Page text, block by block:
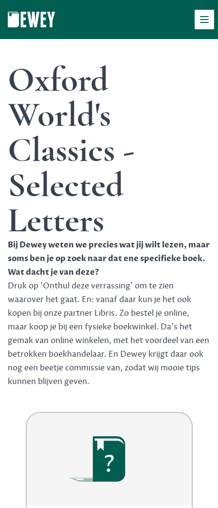
Oxford
World's
Classics -
Selected
Letters
Bij Dewey weten we precies wat jij wilt lezen, maar
soms ben je op zoek naar dat ene specifieke boek.
Wat dacht je van deze?
Druk op 'Onthul deze verrassing' om te zien
waarover het gaat. En: vanaf daar kun je het ook
kopen bij onze partner Libris. Zo bestel je online,
maar koop je bij een fysieke boekwinkel. Da's het
gemak van online winkelen, met het voordeel van een
betrokken boekhandelaar. En Dewey krijgt daar ook
nog een beetje commissie van, zodat wij mooie tips
kunnen blijven geven.
?